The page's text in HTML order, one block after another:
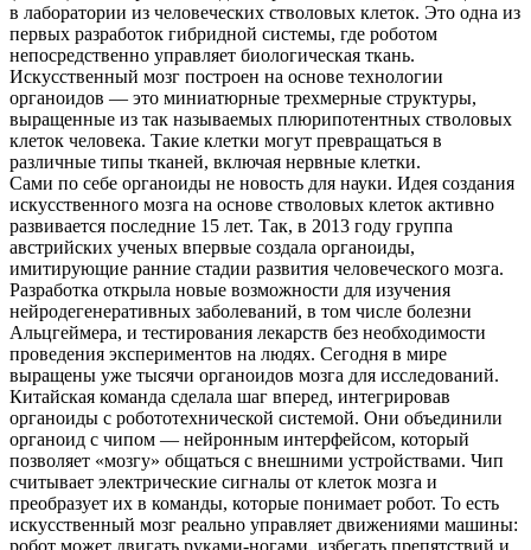
в лаборатории из человеческих стволовых клеток. Это одна из
первых разработок гибридной системы, где роботом
непосредственно управляет биологическая ткань.
Искусственный мозг построен на основе технологии
органоидов — это миниатюрные трехмерные структуры,
выращенные из так называемых плюрипотентных стволовых
клеток человека. Такие клетки могут превращаться в
различные типы тканей, включая нервные клетки.
Сами по себе органоиды не новость для науки. Идея создания
искусственного мозга на основе стволовых клеток активно
развивается последние 15 лет. Так, в 2013 году группа
австрийских ученых впервые создала органоиды,
имитирующие ранние стадии развития человеческого мозга.
Разработка открыла новые возможности для изучения
нейродегенеративных заболеваний, в том числе болезни
Альцгеймера, и тестирования лекарств без необходимости
проведения экспериментов на людях. Сегодня в мире
выращены уже тысячи органоидов мозга для исследований.
Китайская команда сделала шаг вперед, интегрировав
органоиды с робототехнической системой. Они объединили
органоид с чипом — нейронным интерфейсом, который
позволяет «мозгу» общаться с внешними устройствами. Чип
считывает электрические сигналы от клеток мозга и
преобразует их в команды, которые понимает робот. То есть
искусственный мозг реально управляет движениями машины:
робот может двигать руками-ногами, избегать препятствий и